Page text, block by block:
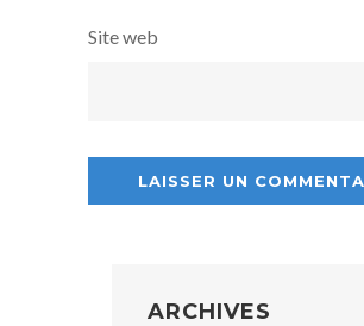
Site web
ARCHIVES